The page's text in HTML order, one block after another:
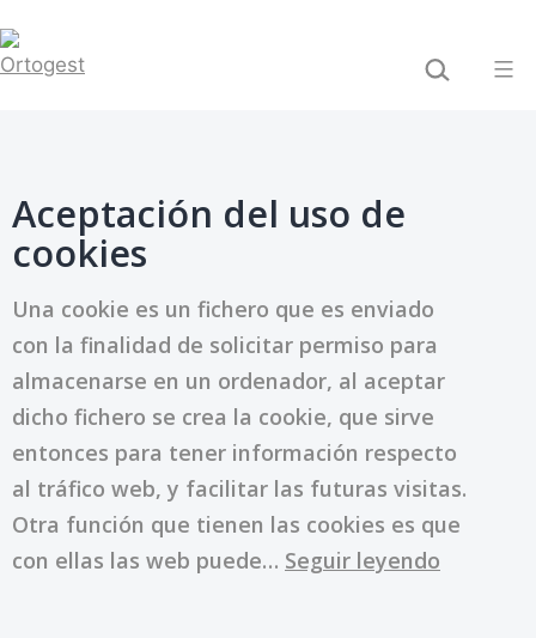
al
contenido
Aceptación del uso de
cookies
Una cookie es un fichero que es enviado
con la finalidad de solicitar permiso para
almacenarse en un ordenador, al aceptar
dicho fichero se crea la cookie, que sirve
entonces para tener información respecto
al tráfico web, y facilitar las futuras visitas.
Otra función que tienen las cookies es que
con ellas las web puede… Seguir leyendo